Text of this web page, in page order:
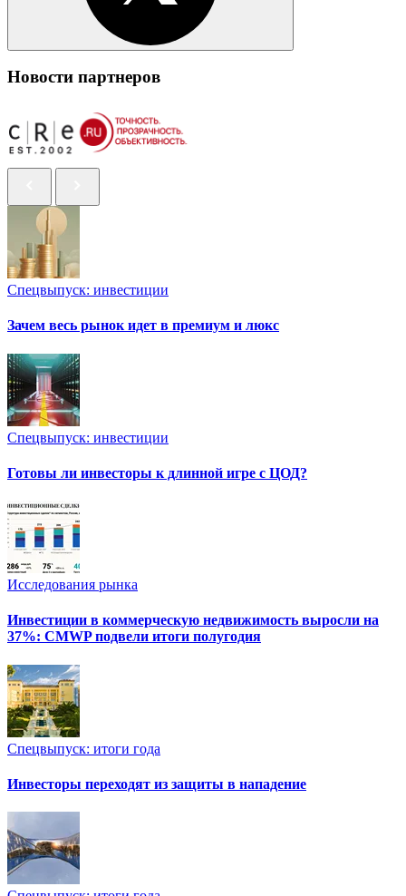
Новости партнеров
Спецвыпуск: инвестиции
Зачем весь рынок идет в премиум и люкс
Спецвыпуск: инвестиции
Готовы ли инвесторы к длинной игре с ЦОД?
Исследования рынка
Инвестиции в коммерческую недвижимость выросли на
37%: CMWP подвели итоги полугодия
Спецвыпуск: итоги года
Инвесторы переходят из защиты в нападение